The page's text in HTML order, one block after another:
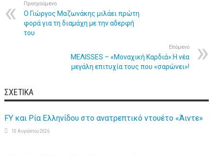
Προηγούμενο
Ο Γιώργος Μαζωνάκης μιλάει πρώτη
φορά για τη διαμάχη με την αδερφή
του
Επόμενο
ΜΕΛΙSSES – «Μοναχική Καρδιά»:Η νέα
μεγάλη επιτυχία τους που «σαρώνει»!
ΣΧΕΤΙΚΆ
FY και Ρία Ελληνίδου στο ανατρεπτικό ντουέτο «Άιντε»
10 Αυγούστου 2026